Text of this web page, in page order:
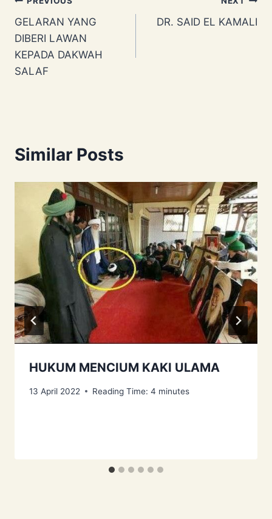
Post
navigation
GELARAN YANG
DIBERI LAWAN
KEPADA DAKWAH
SALAF
DR. SAID EL KAMALI
Similar Posts
HUKUM MENCIUM KAKI ULAMA
13 April 2022 Reading Time: 4 minutes